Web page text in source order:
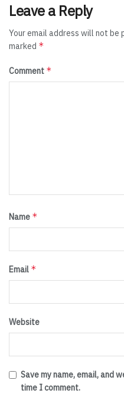
Leave a Reply
Your email address will not be
marked *
Comment *
Name *
Email *
Website
Save my name, email, and
time I comment.